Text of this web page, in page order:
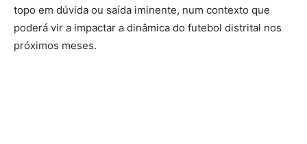
topo em dúvida ou saída iminente, num contexto que
poderá vir a impactar a dinâmica do futebol distrital nos
próximos meses.